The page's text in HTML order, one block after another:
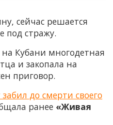
сейчас решается
под стражу.
на Кубани многодетная
и закопала на
приговор.
до смерти своего
ранее «Живая